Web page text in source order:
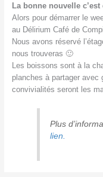
La bonne nouvelle
Alors pour démarrer le
au Délirium Café de
Nous avons réservé
nous trouveras 🙂
Les boissons sont à la
planches à partager avec
convivialités seront les
Plus
lien.